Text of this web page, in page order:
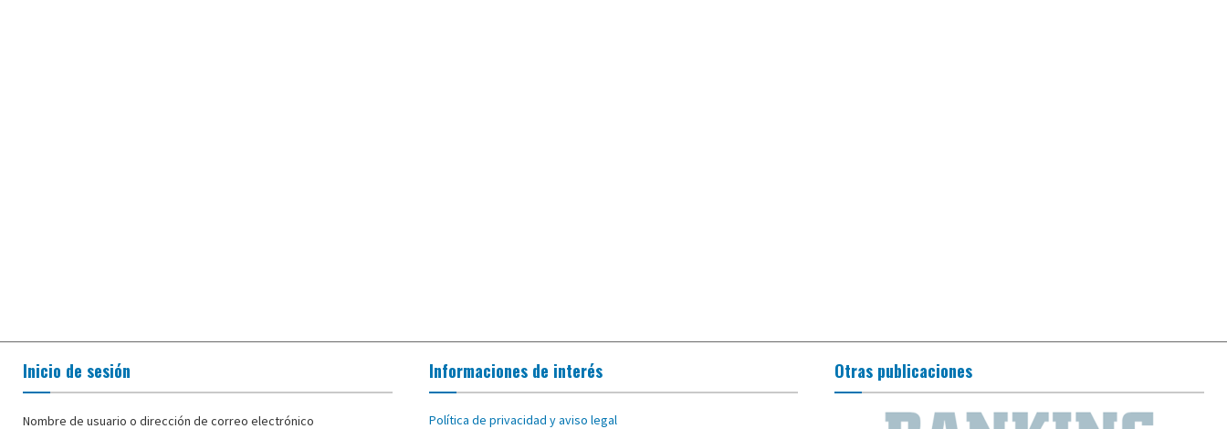
Inicio de sesión
Nombre de usuario o dirección de correo electrónico
Informaciones de interés
Política de privacidad y aviso legal
Otras publicaciones